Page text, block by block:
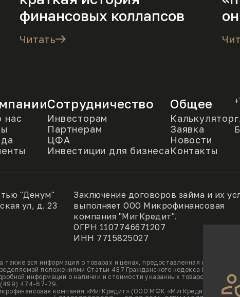
финансовых коллапсов
Читать
Сотрудничество
Инвесторам
Партнерам
ЦФА
Инвестиции для бизнеса
Общее
Калькулятор
Заявка
Новости
Контакты
"Денум"
ул, д. 23
Заключение договоров займа и их
выполняет ООО Микрофинансовая
компания "МигКредит".
ОГРН 1107746671207
ИНН 7715825027
вся информация о товарах и ценах, предоставленная на нём,
положениями Статьи 437 Гражданского кодекса
информации о наличии и стоимости указанных товаров и (или)
(499) 474-67-79.
компания «МигКредит» (ООО МФК «МигКредит»)